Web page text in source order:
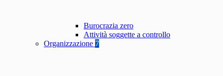
Burocrazia zero
Attività soggette a controllo
Organizzazione 7